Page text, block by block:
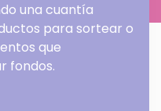
una cuantía
para sortear o
que
fondos.